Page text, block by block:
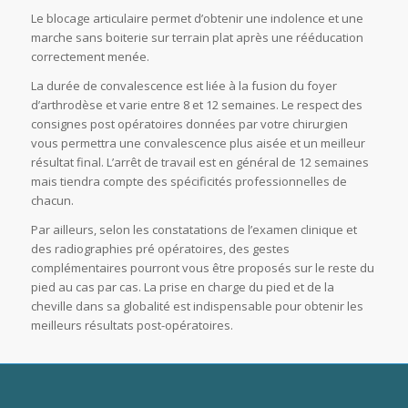
Le blocage articulaire permet d’obtenir une indolence et une
marche sans boiterie sur terrain plat après une rééducation
correctement menée.
La durée de convalescence est liée à la fusion du foyer
d’arthrodèse et varie entre 8 et 12 semaines. Le respect des
consignes post opératoires données par votre chirurgien
vous permettra une convalescence plus aisée et un meilleur
résultat final. L’arrêt de travail est en général de 12 semaines
mais tiendra compte des spécificités professionnelles de
chacun.
Par ailleurs, selon les constatations de l’examen clinique et
des radiographies pré opératoires, des gestes
complémentaires pourront vous être proposés sur le reste du
pied au cas par cas. La prise en charge du pied et de la
cheville dans sa globalité est indispensable pour obtenir les
meilleurs résultats post-opératoires.